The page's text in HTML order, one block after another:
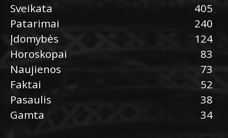
Sveikata
405
Patarimai
240
Įdomybės
124
Horoskopai
83
Naujienos
73
Faktai
52
Pasaulis
38
Gamta
34